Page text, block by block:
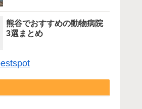
熊谷でおすすめの動物病院
3選まとめ